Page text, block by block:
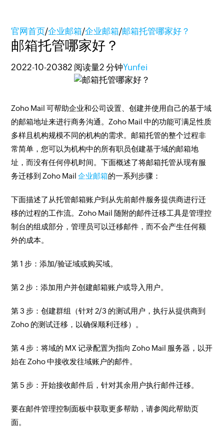
官网首页/企业邮箱/企业邮箱/邮箱托管哪家好？
邮箱托管哪家好？
2022-10-20382 阅读量2 分钟Yunfei
Zoho Mail 可帮助企业和公司设置、创建并使用自己的基于域
的邮箱地址来进行商务沟通。Zoho Mail 中的功能可满足性质
多样且机构规模不同的机构的需求。邮箱托管的整个过程非
常简单，您可以为机构中的所有职员创建基于域的邮箱地
址，而没有任何停机时间。下面概述了将邮箱托管从现有服
务迁移到 Zoho Mail企业邮箱的一系列步骤：
下面描述了从托管邮箱账户到从先前邮件服务提供商进行迁
移的过程的工作流。Zoho Mail 随附的邮件迁移工具是管理控
制台的组成部分，管理员可以迁移邮件，而不会产生任何额
外的成本。
第 1 步：添加/验证域或购买域。
第 2 步：添加用户并创建邮箱账户或导入用户。
第 3 步：创建群组（针对 2/3 的测试用户，执行从提供商到
Zoho 的测试迁移，以确保顺利迁移）。
第 4 步：将域的 MX 记录配置为指向 Zoho Mail 服务器，以开
始在 Zoho 中接收发往域账户的邮件。
第 5 步：开始接收邮件后，针对其余用户执行邮件迁移。
要在邮件管理控制面板中获取更多帮助，请参阅此帮助页
面。